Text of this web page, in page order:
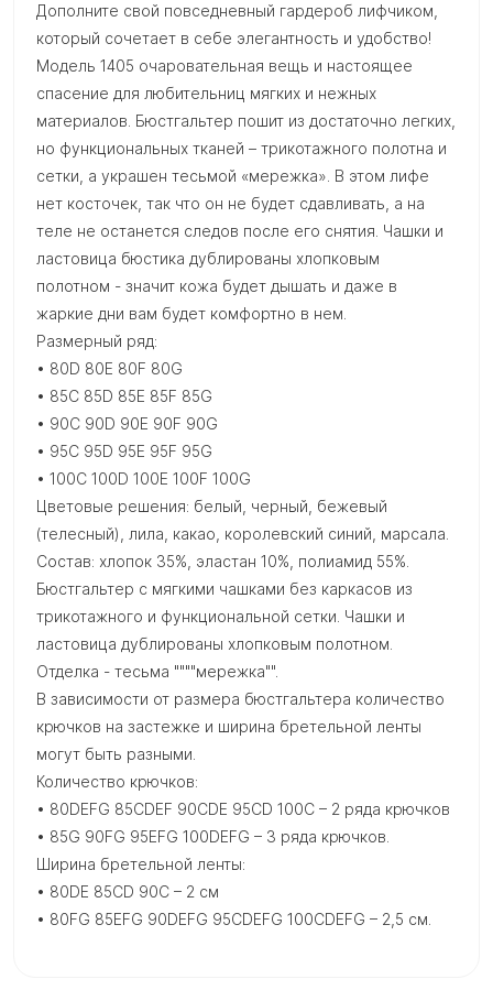
Дополните свой повседневный гардероб лифчиком,
который сочетает в себе элегантность и удобство!
Модель 1405 очаровательная вещь и настоящее
спасение для любительниц мягких и нежных
материалов. Бюстгальтер пошит из достаточно легких,
но функциональных тканей – трикотажного полотна и
сетки, а украшен тесьмой «мережка». В этом лифе
нет косточек, так что он не будет сдавливать, а на
теле не останется следов после его снятия. Чашки и
ластовица бюстика дублированы хлопковым
полотном - значит кожа будет дышать и даже в
жаркие дни вам будет комфортно в нем.
Размерный ряд:
• 80D 80E 80F 80G
• 85C 85D 85E 85F 85G
• 90C 90D 90E 90F 90G
• 95C 95D 95E 95F 95G
• 100C 100D 100E 100F 100G
Цветовые решения: белый, черный, бежевый
(телесный), лила, какао, королевский синий, марсала.
Состав: хлопок 35%, эластан 10%, полиамид 55%.
Бюстгальтер с мягкими чашками без каркасов из
трикотажного и функциональной сетки. Чашки и
ластовица дублированы хлопковым полотном.
Отделка - тесьма """"мережка"".
В зависимости от размера бюстгальтера количество
крючков на застежке и ширина бретельной ленты
могут быть разными.
Количество крючков:
• 80DEFG 85CDEF 90CDE 95CD 100C – 2 ряда крючков
• 85G 90FG 95EFG 100DEFG – 3 ряда крючков.
Ширина бретельной ленты:
• 80DE 85CD 90C – 2 см
• 80FG 85EFG 90DEFG 95CDEFG 100CDEFG – 2,5 см.